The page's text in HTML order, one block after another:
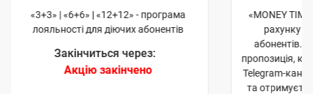
«3+3» | «6+6» | «12+12» - програма
лояльності для діючих абонентів
Закінчиться через:
Акцію закінчено
«MONEY
рахунку
абонентів.
пропозиція,
Telegram-
та